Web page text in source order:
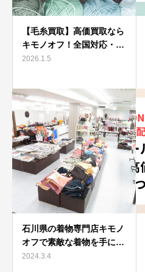
【毛糸買取】高価買取なら
キモノオフ！全国対応・…
2026.1.5
石川県の着物専門店キモノ
オフで素敵な着物を手に…
2024.3.4